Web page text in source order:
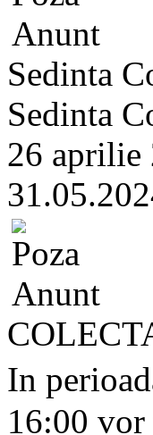
Sedinta
Sedinta
26 aprilie
In
16:00